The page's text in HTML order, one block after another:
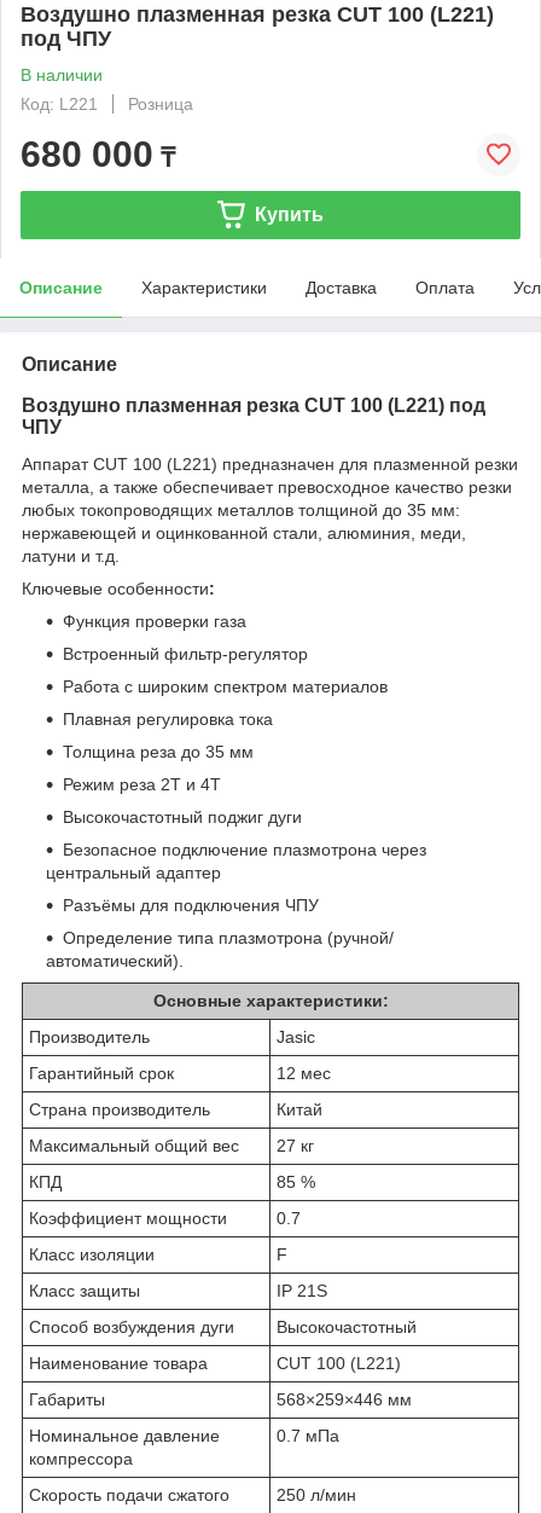
Воздушно плазменная резка CUT 100 (L221)
под ЧПУ
В наличии
Код: L221
Розница
680 000 ₸
Купить
Описание Характеристики Доставка Оплата
Описание
Воздушно плазменная резка CUT 100 (L221) под
ЧПУ
Аппарат CUT 100 (L221) предназначен для плазменной резки
металла, а также обеспечивает превосходное качество резки
любых токопроводящих металлов толщиной до 35 мм:
нержавеющей и оцинкованной стали, алюминия, меди,
латуни и т.д.
Ключевые особенности:
Функция проверки газа
Встроенный фильтр-регулятор
Работа с широким спектром материалов
Плавная регулировка тока
Толщина реза до 35 мм
Режим реза 2Т и 4Т
Высокочастотный поджиг дуги
Безопасное подключение плазмотрона через
центральный адаптер
Разъёмы для подключения ЧПУ
Определение типа плазмотрона (ручной/
автоматический).
Основные характеристики:
Производитель
Jasic
Гарантийный срок
12 мес
Страна производитель
Китай
Максимальный общий вес
27 кг
КПД
85 %
Коэффициент мощности
0.7
Класс изоляции
F
Класс защиты
IP 21S
Способ возбуждения дуги
Высокочастотный
Наименование товара
CUT 100 (L221)
Габариты
568×259×446 мм
Номинальное давление
компрессора
0.7 мПа
Скорость подачи сжатого
250 л/мин